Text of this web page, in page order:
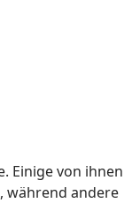
Einige von ihnen
während andere